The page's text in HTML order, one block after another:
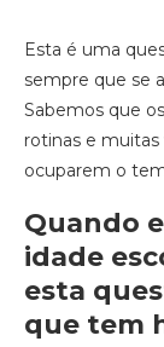
Esta é uma
sempre que se
Sabemos que
rotinas e muitas
ocuparem o
Quando
idade
esta
que tem